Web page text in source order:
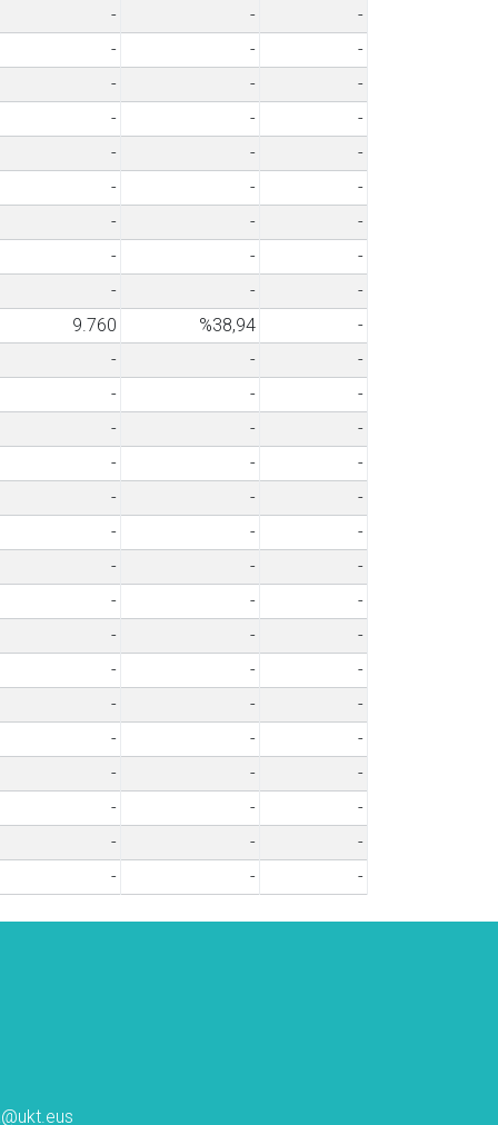
- -
-
- -
-
- -
-
- -
-
- -
-
- -
-
- -
-
- -
-
- -
-
9.760 %38,94
-
- -
-
- -
-
- -
-
- -
-
- -
-
- -
-
- -
-
- -
-
- -
-
- -
-
- -
-
- -
-
- -
-
- -
-
- -
-
- - -